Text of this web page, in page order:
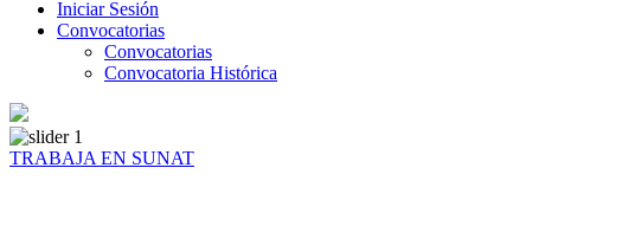
Iniciar Sesión
Convocatorias
Convocatorias
Convocatoria Histórica
TRABAJA EN SUNAT